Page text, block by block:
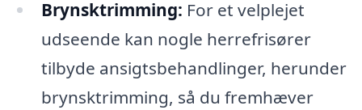
Brynsktrimming: For et velplejet
udseende kan nogle herrefrisører
tilbyde ansigtsbehandlinger, herunder
brynsktrimming, så du fremhæver